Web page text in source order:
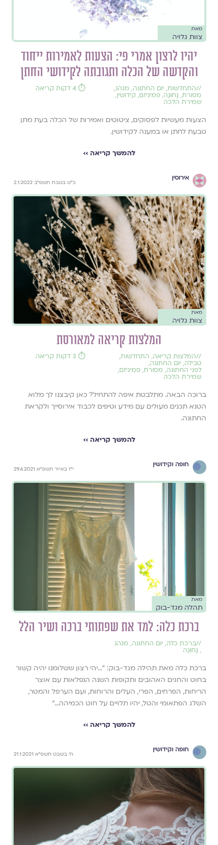
מאת
צוות גלויה
יהיו לרצון אמרי פי: הצעות לאמירות ייחוד
והקדשה של הכלה ותגובתה לקידושי החתן
//התחדשות, יום החתונה, מנהג,
מסורת, נָחוּגָה, פמיניזם, קידושין,
שמירת הלכה
⏱️ 4 דקות קריאה
הצעות מעשיות לפסוקים, ציטוטים ואמירות של הכלה בעת מתן
טבעת לחתן או במענה לקידושין.
להמשך קריאה ››
אירוסין
כ"ט בטבת תשפ"ב 2.1.2022
מאת
צוות גלויה
המלצות קריאה למאורסת
//המלצות קריאה, התחדשות,
טבילה, יום החתונה,
לפני החתונה, מסורת, פמיניזם,
שמירת הלכה
⏱️ 3 דקות קריאה
ברוכה הבאה. מתלבטת איפה להתחיל? כאן קיבצנו לך מלוא
הטנא תכנים מעולים עם מידע וטיפים לכבוד אירוסייך ולקראת
החתונה.
להמשך קריאה ››
חופה וקידושין
י"ז באייר תשפ"א 29.4.2021
מאת
תהלה מגד-בוק
ברכת כלה: למד את שפתותי ברכה ושיר הלל
//ברכת כלה, יום החתונה, מנהג
, נָחוּגָה
ברכת כלה מאת תהילה מגד-בוק: ״...יהי רצון ששלומנו יהיה קשור
בחוט והחגים האהובים ותקופות השנה הנפלאות עם אוצר
הריחות, הפרחים, הפרי, העלים והרוחות, ועם הערפל והמטר,
השלג הפתאומי והטל, יהיו תלויים על חוט הכמיהה...״
להמשך קריאה ››
חופה וקידושין
ח׳ בשבט תשפ״א 21.1.2021